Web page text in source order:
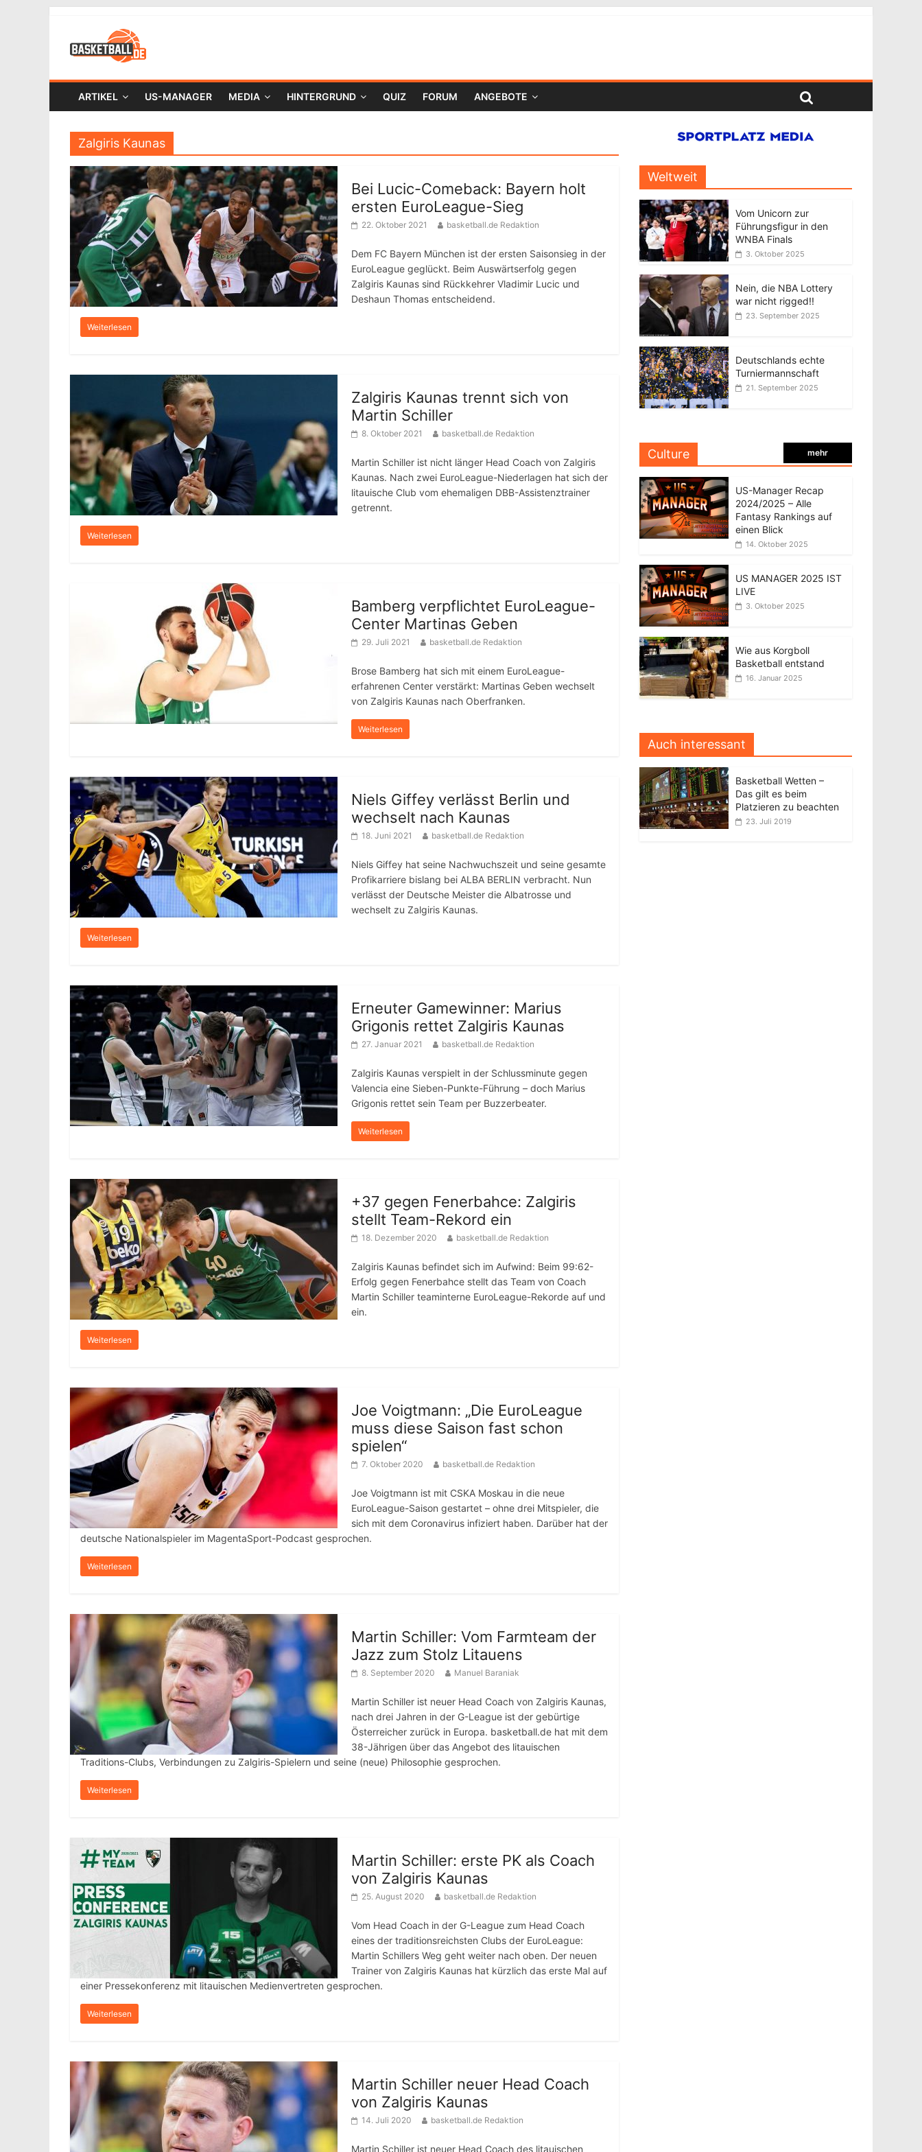
ARTIKEL US-MANAGER MEDIA HINTERGRUND QUIZ FORUM ANGEBOTE
Zalgiris Kaunas
Bei Lucic-Comeback: Bayern holt
ersten EuroLeague-Sieg
22. Oktober 2021 basketball.de Redaktion
Dem FC Bayern München ist der ersten Saisonsieg in der
EuroLeague geglückt. Beim Auswärtserfolg gegen
Zalgiris Kaunas sind Rückkehrer Vladimir Lucic und
Deshaun Thomas entscheidend.
Weiterlesen
Zalgiris Kaunas trennt sich von
Martin Schiller
8. Oktober 2021 basketball.de Redaktion
Martin Schiller ist nicht länger Head Coach von Zalgiris
Kaunas. Nach zwei EuroLeague-Niederlagen hat sich der
litauische Club vom ehemaligen DBB-Assistenztrainer
getrennt.
Weiterlesen
Bamberg verpflichtet EuroLeague-
Center Martinas Geben
29. Juli 2021 basketball.de Redaktion
Brose Bamberg hat sich mit einem EuroLeague-
erfahrenen Center verstärkt: Martinas Geben wechselt
von Zalgiris Kaunas nach Oberfranken.
Weiterlesen
Niels Giffey verlässt Berlin und
wechselt nach Kaunas
18. Juni 2021 basketball.de Redaktion
Niels Giffey hat seine Nachwuchszeit und seine gesamte
Profikarriere bislang bei ALBA BERLIN verbracht. Nun
verlässt der Deutsche Meister die Albatrosse und
wechselt zu Zalgiris Kaunas.
Weiterlesen
Erneuter Gamewinner: Marius
Grigonis rettet Zalgiris Kaunas
27. Januar 2021 basketball.de Redaktion
Zalgiris Kaunas verspielt in der Schlussminute gegen
Valencia eine Sieben-Punkte-Führung – doch Marius
Grigonis rettet sein Team per Buzzerbeater.
Weiterlesen
+37 gegen Fenerbahce: Zalgiris
stellt Team-Rekord ein
18. Dezember 2020 basketball.de Redaktion
Zalgiris Kaunas befindet sich im Aufwind: Beim 99:62-
Erfolg gegen Fenerbahce stellt das Team von Coach
Martin Schiller teaminterne EuroLeague-Rekorde auf und
ein.
Weiterlesen
Joe Voigtmann: „Die EuroLeague
muss diese Saison fast schon
spielen“
7. Oktober 2020 basketball.de Redaktion
Joe Voigtmann ist mit CSKA Moskau in die neue
EuroLeague-Saison gestartet – ohne drei Mitspieler, die
sich mit dem Coronavirus infiziert haben. Darüber hat der
deutsche Nationalspieler im MagentaSport-Podcast gesprochen.
Weiterlesen
Martin Schiller: Vom Farmteam der
Jazz zum Stolz Litauens
8. September 2020 Manuel Baraniak
Martin Schiller ist neuer Head Coach von Zalgiris Kaunas,
nach drei Jahren in der G-League ist der gebürtige
Österreicher zurück in Europa. basketball.de hat mit dem
38-Jährigen über das Angebot des litauischen
Traditions-Clubs, Verbindungen zu Zalgiris-Spielern und seine (neue) Philosophie gesprochen.
Weiterlesen
Martin Schiller: erste PK als Coach
von Zalgiris Kaunas
25. August 2020 basketball.de Redaktion
Vom Head Coach in der G-League zum Head Coach
eines der traditionsreichsten Clubs der EuroLeague:
Martin Schillers Weg geht weiter nach oben. Der neuen
Trainer von Zalgiris Kaunas hat kürzlich das erste Mal auf
einer Pressekonferenz mit litauischen Medienvertreten gesprochen.
Weiterlesen
Martin Schiller neuer Head Coach
von Zalgiris Kaunas
14. Juli 2020 basketball.de Redaktion
Martin Schiller ist neuer Head Coach des litauischen
Weltweit
Vom Unicorn zur
Führungsfigur in den
WNBA Finals
3. Oktober 2025
Nein, die NBA Lottery
war nicht rigged!!
23. September 2025
Deutschlands echte
Turniermannschaft
21. September 2025
Culture mehr
US-Manager Recap
2024/2025 – Alle
Fantasy Rankings auf
einen Blick
14. Oktober 2025
US MANAGER 2025 IST
LIVE
3. Oktober 2025
Wie aus Korgboll
Basketball entstand
16. Januar 2025
Auch interessant
Basketball Wetten –
Das gilt es beim
Platzieren zu beachten
23. Juli 2019